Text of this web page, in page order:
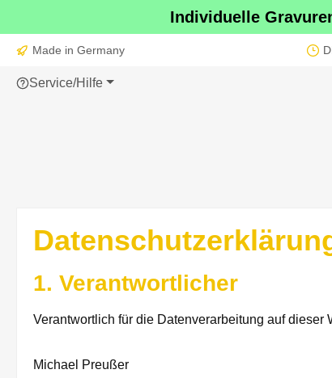
Zur Hauptnavigation springenIndividuelle
Made in Germany
Service/Hilfe
1. Verantwortlicher
Verantwortlich für die Datenverarbeitung auf
Michael Preußer